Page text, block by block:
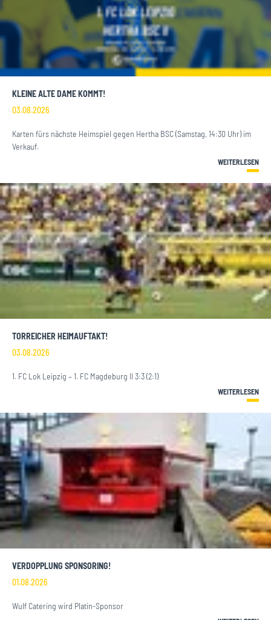
KLEINE ALTE DAME KOMMT!
03.08.2026
Karten fürs nächste Heimspiel gegen Hertha BSC (Samstag, 14:30 Uhr) im
Verkauf.
WEITERLESEN
TORREICHER HEIMAUFTAKT!
03.08.2026
1. FC Lok Leipzig – 1. FC Magdeburg II 3:3 (2:1)
WEITERLESEN
VERDOPPLUNG SPONSORING!
01.08.2026
Wulf Catering wird Platin-Sponsor